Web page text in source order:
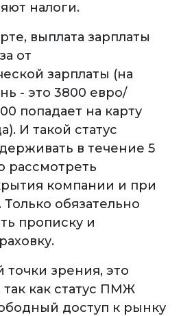
налоги.
выплата зарплаты
от
зарплаты (на
- это 3800 евро/
попадает на карту
И такой статус
в течение 5
рассмотреть
компании и при
обязательно
прописку и
зрения, это
как статус ПМЖ
доступ к рынку